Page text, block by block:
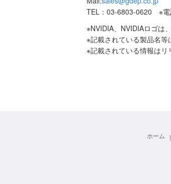
TEL：03-6803-0620 ※電
※NVIDIA、NVIDIAロゴは
※記載されている製品名等
※記載されている情報はリ
ホーム